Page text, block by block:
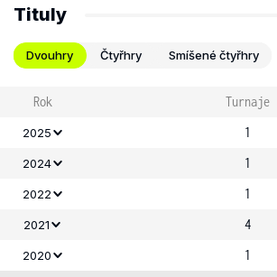
Tituly
Dvouhry Čtyřhry Smíšené čtyřhry
Rok Turnaje
2025 1
2024 1
2022 1
2021 4
2020
1